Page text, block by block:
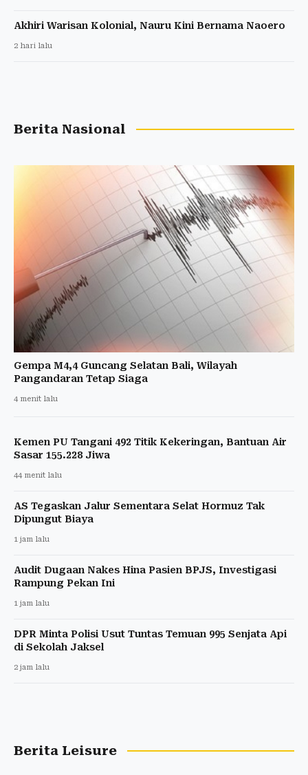
Akhiri Warisan Kolonial, Nauru Kini Bernama Naoero
2 hari lalu
Berita Nasional
Gempa M4,4 Guncang Selatan Bali, Wilayah
Pangandaran Tetap Siaga
4 menit lalu
Kemen PU Tangani 492 Titik Kekeringan, Bantuan Air
Sasar 155.228 Jiwa
44 menit lalu
AS Tegaskan Jalur Sementara Selat Hormuz Tak
Dipungut Biaya
1 jam lalu
Audit Dugaan Nakes Hina Pasien BPJS, Investigasi
Rampung Pekan Ini
1 jam lalu
DPR Minta Polisi Usut Tuntas Temuan 995 Senjata Api
di Sekolah Jaksel
2 jam lalu
Berita Leisure